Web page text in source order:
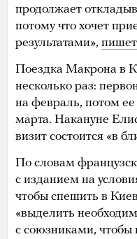
продолжает
потому что хочет
результатами», пишет
Поездка Макрона в
несколько раз:
на февраль, потом
марта. Накануне
визит состоится «в
По словам
с изданием на
чтобы спешить в
«выделить
с союзниками, чтобы